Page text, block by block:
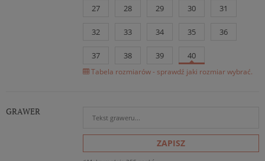
27 28 29 30 31
32 33 34 35 36
37 38 39 40
Tabela rozmiarów - sprawdź jaki rozmiar wybrać.
GRAWER
ZAPISZ